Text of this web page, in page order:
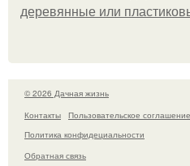
деревянные или
© 2026 Дачная жизнь
Контакты
Пользовательское соглашение
Политика конфидециальности
Обратная связь